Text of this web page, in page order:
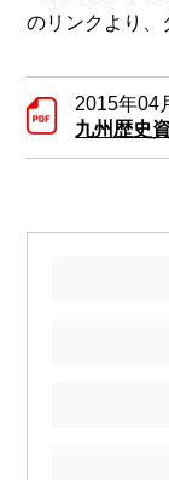
のリンクより、
2015年04
九州歴史